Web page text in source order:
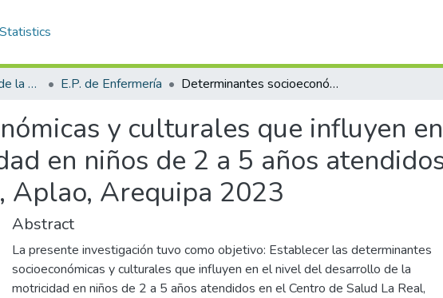
Statistics
Facultad de Ciencias de la Salud E.P. de Enfermería Determinantes socioeconómicas y culturales que influyen en el nivel del desarrollo de la motricidad en niños de 2 a 5 años atendidos en el Centro de Salud la Real, Aplao, Arequipa 2023
y culturales que influyen
en niños de 2 a 5 años
Aplao, Arequipa 2023
Abstract
La presente investigación tuvo como objetivo: Establecer las determinantes
socioeconómicas y culturales que influyen en el nivel del desarrollo de la
motricidad en niños de 2 a 5 años atendidos en el Centro de Salud La Real,